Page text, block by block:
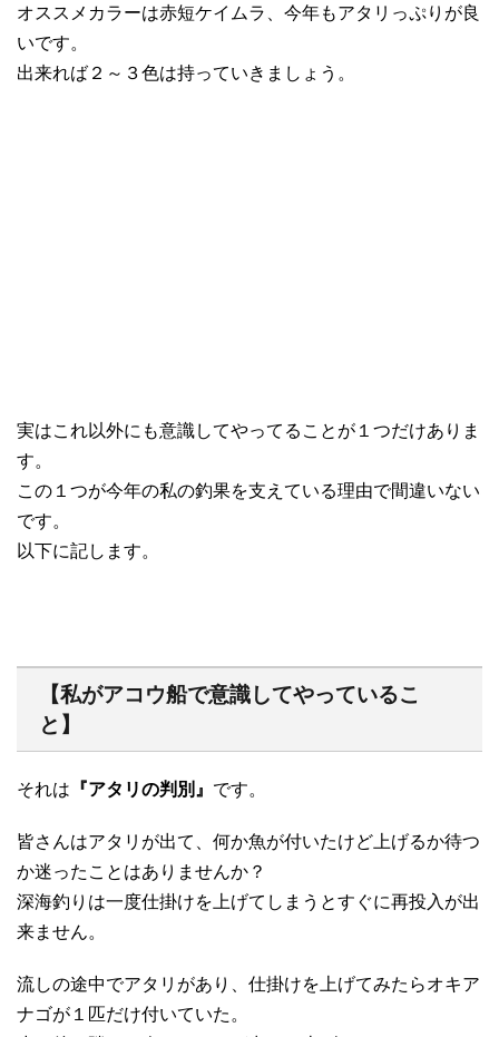
オススメカラーは赤短ケイムラ、今年もアタリっぷりが良
いです。
出来れば２～３色は持っていきましょう。
実はこれ以外にも意識してやってることが１つだけありま
す。
この１つが今年の私の釣果を支えている理由で間違いない
です。
以下に記します。
【私がアコウ船で意識してやっているこ
と】
それは 『アタリの判別』 です。
皆さんはアタリが出て、何か魚が付いたけど上げるか待つ
か迷ったことはありませんか？
深海釣りは一度仕掛けを上げてしまうとすぐに再投入が出
来ません。
流しの途中でアタリがあり、仕掛けを上げてみたらオキア
ナゴが１匹だけ付いていた。